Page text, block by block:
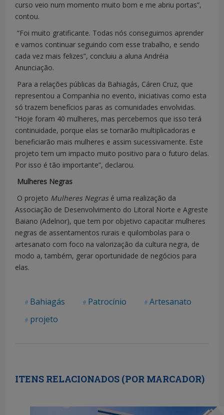
curso veio num momento muito bom e me abriu portas”,
contou.
“Foi muito gratificante. Todas nós conseguimos aprender
e vamos continuar seguindo com esse trabalho, e sendo
cada vez mais felizes”, concluiu a aluna Andréia
Anunciação.
Para a relações públicas da Bahiagás, Cáren Cruz, que
representou a Companhia no evento, iniciativas como esta
só trazem benefícios paras as comunidades envolvidas.
“Hoje foram 40 mulheres, mas percebemos que isso terá
continuidade, porque elas se tornarão multiplicadoras e
beneficiarão mais mulheres e assim sucessivamente. Este
projeto tem um impacto muito positivo para o futuro delas.
Por isso é tão importante”, declarou.
Mulheres Negras
O projeto Mulheres Negrasé uma realização da
Associação de Desenvolvimento do Litoral Norte e Agreste
Baiano (Adelnor), que tem por objetivo capacitar mulheres
negras de assentamentos rurais e quilombolas para o
artesanato com foco na valorização da cultura negra, de
modo a, também, gerar oportunidade de negócios para
elas.
Bahiagás Patrocínio
Artesanato
projeto
ITENS RELACIONADOS (POR MARCADOR)